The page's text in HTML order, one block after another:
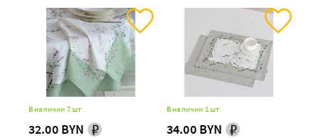
В наличии 7 шт
32.00 BYN
В наличии 1 шт
34.00 BYN